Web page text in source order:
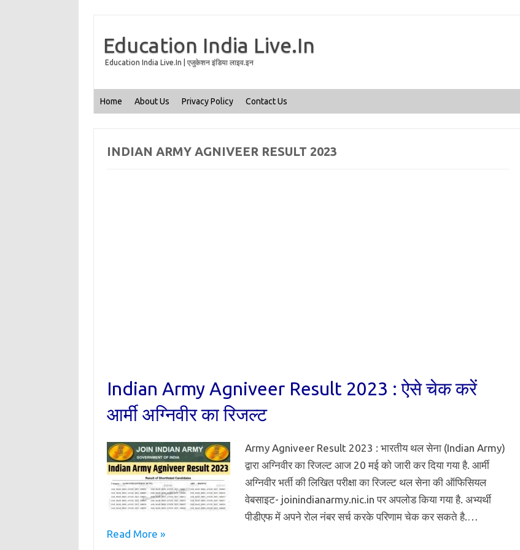
Education India Live.In
Education India Live.In | एजुकेशन इंडिया लाइव.इन
Home About Us Privacy Policy Contact Us
INDIAN ARMY AGNIVEER RESULT 2023
Indian Army Agniveer Result 2023 : ऐसे चेक करें
आर्मी अग्निवीर का रिजल्ट
Army Agniveer Result 2023 : भारतीय थल सेना (Indian Army)
द्वारा अग्निवीर का रिजल्ट आज 20 मई को जारी कर दिया गया है. आर्मी
अग्निवीर भर्ती की लिखित परीक्षा का रिजल्ट थल सेना की ऑफिसियल
वेबसाइट- joinindianarmy.nic.in पर अपलोड किया गया है. अभ्यर्थी
पीडीएफ में अपने रोल नंबर सर्च करके परिणाम चेक कर सकते है.…
Read More »